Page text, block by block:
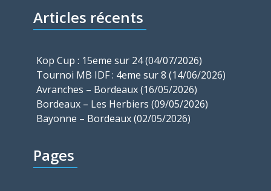
Articles récents
Kop Cup : 15eme sur 24 (04/07/2026)
Tournoi MB IDF : 4eme sur 8 (14/06/2026)
Avranches – Bordeaux (16/05/2026)
Bordeaux – Les Herbiers (09/05/2026)
Bayonne – Bordeaux (02/05/2026)
Pages